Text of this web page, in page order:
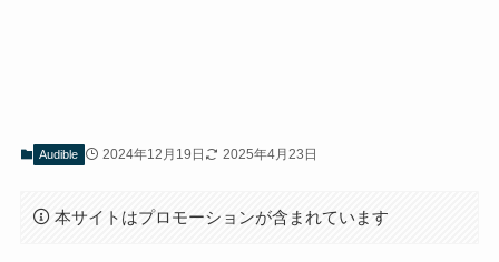
Audible 2024年12月19日 2025年4月23日
本サイトはプロモーションが含まれています